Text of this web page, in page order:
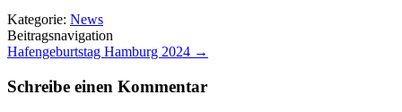
Kategorie: News
Beitragsnavigation
Hafengeburtstag Hamburg 2024 →
Schreibe einen Kommentar